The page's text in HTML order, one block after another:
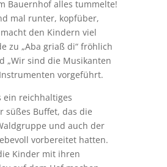
Bauernhof alles tummelte!
mal runter, kopfüber,
den Kindern viel
zu „Aba griaß di“ fröhlich
„Wir sind die Musikanten
vorgeführt.
ein reichhaltiges
süßes Buffet, das die
und auch der
vorbereitet hatten.
Kinder mit ihren